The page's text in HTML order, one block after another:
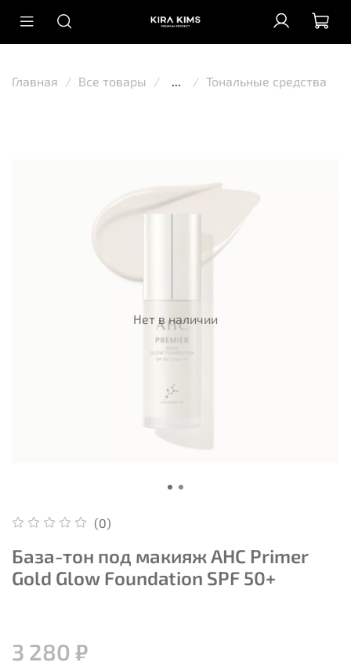
Главная Все товары ... Тональные средства
Нет в наличии
(0)
База-тон под макияж AHC Primer
Gold Glow Foundation SPF 50+
3 280 ₽